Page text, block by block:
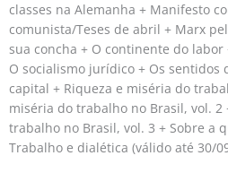
classes na Alemanha + Manifesto
comunista/Teses de abril + Marx
sua concha + O continente do
O socialismo jurídico + Os sentidos
capital + Riqueza e miséria do
miséria do trabalho no Brasil, vol. 2
trabalho no Brasil, vol. 3 + Sobre a
Trabalho e dialética (válido até 30/